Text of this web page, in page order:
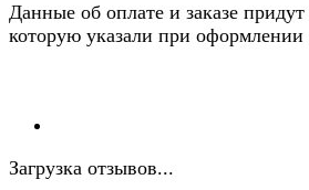
Данные об оплате и заказе
которую указали при оформлении
Загрузка отзывов...